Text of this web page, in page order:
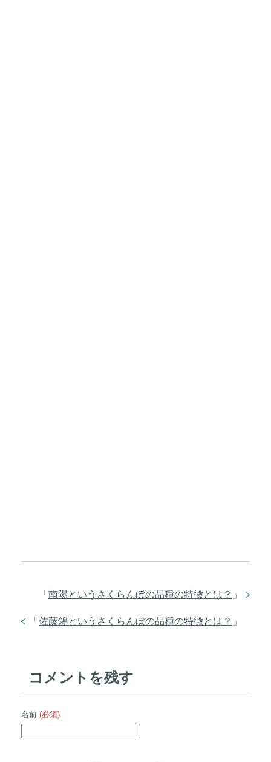
「 南陽というさくらんぼの品種の特徴とは？ 」
「 佐藤錦というさくらんぼの品種の特徴とは？ 」
コメントを残す
名前 (必須)